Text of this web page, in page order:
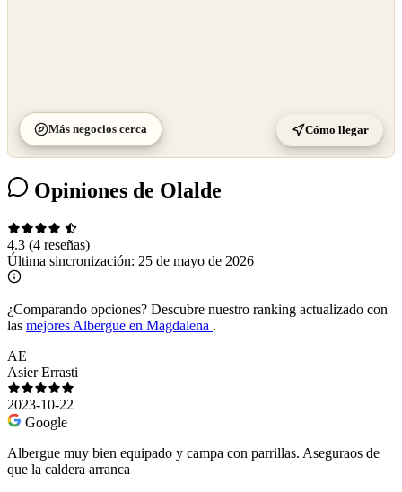
Más negocios cerca Cómo llegar
Opiniones de Olalde
4.3 (4 reseñas)
Última sincronización: 25 de mayo de 2026
¿Comparando opciones? Descubre nuestro ranking actualizado con
las mejores Albergue en Magdalena .
AE
Asier Errasti
2023-10-22
Google
Albergue muy bien equipado y campa con parrillas. Aseguraos de
que la caldera arranca